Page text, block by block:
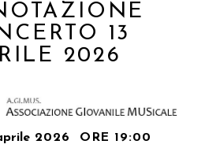
13
2026
2026 ORE 19:00